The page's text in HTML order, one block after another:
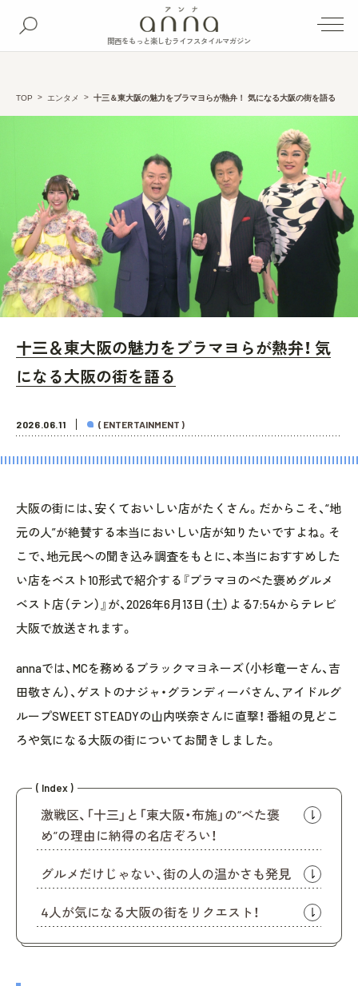
関西をもっと楽しむライフスタイルマガジン
TOP エンタメ 十三＆東大阪の魅力をブラマヨらが熱弁！ 気になる大阪の街を語る
十三＆東大阪の魅力をブラマヨらが熱弁！ 気
になる大阪の街を語る
2026.06.11 ( ENTERTAINMENT )
大阪の街には、安くておいしい店がたくさん。だからこそ、“地
元の人”が絶賛する本当においしい店が知りたいですよね。そ
こで、地元民への聞き込み調査をもとに、本当におすすめした
い店をベスト10形式で紹介する『ブラマヨのべた褒めグルメ
ベスト店（テン）』が、2026年6月13日（土）よる7:54からテレビ
大阪で放送されます。
annaでは、MCを務めるブラックマヨネーズ（小杉竜一さん、吉
田敬さん）、ゲストのナジャ・グランディーバさん、アイドルグ
ループSWEET STEADYの山内咲奈さんに直撃！ 番組の見どこ
ろや気になる大阪の街についてお聞きしました。
( Index )
激戦区、「十三」と「東大阪・布施」の“べた褒
め”の理由に納得の名店ぞろい！
グルメだけじゃない、街の人の温かさも発見
4人が気になる大阪の街をリクエスト！